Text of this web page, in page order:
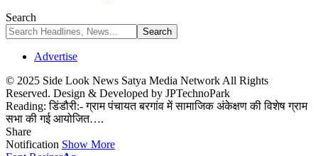
Search
Advertise
© 2025 Side Look News Satya Media Network All Rights
Reserved. Design & Developed by JPTechnoPark
Reading: डिंडौरी:- ग्राम पंचायत बरगांव में सामाजिक अंकेक्षण की विशेष ग्राम
सभा की गई आयोजित….
Share
Notification Show More